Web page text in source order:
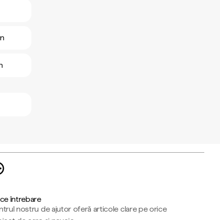
întrebare
nostru de ajutor oferă articole clare pe orice